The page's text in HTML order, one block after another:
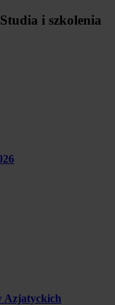
Studia i szkolenia
Azjatyckich